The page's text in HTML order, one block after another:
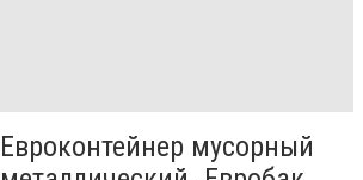
Евроконтейнер мусорный